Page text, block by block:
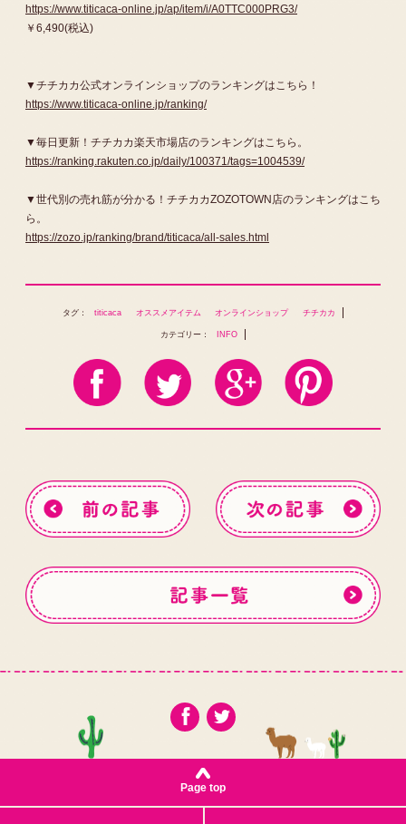
https://www.titicaca-online.jp/ap/item/i/A0TTC000PRG3/
￥6,490(税込)
▼チチカカ公式オンラインショップのランキングはこちら！
https://www.titicaca-online.jp/ranking/
▼毎日更新！チチカカ楽天市場店のランキングはこちら。
https://ranking.rakuten.co.jp/daily/100371/tags=1004539/
▼世代別の売れ筋が分かる！チチカカZOZOTOWN店のランキングはこち
ら。
https://zozo.jp/ranking/brand/titicaca/all-sales.html
タグ： titicaca オススメアイテム オンラインショップ チチカカ
カテゴリー： INFO
Page top